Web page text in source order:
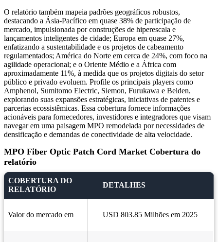
O relatório também mapeia padrões geográficos robustos,
destacando a Ásia-Pacífico em quase 38% de participação de
mercado, impulsionada por construções de hiperescala e
lançamentos inteligentes de cidade; Europa em quase 27%,
enfatizando a sustentabilidade e os projetos de cabeamento
regulamentados; América do Norte em cerca de 24%, com foco na
agilidade operacional; e o Oriente Médio e a África com
aproximadamente 11%, à medida que os projetos digitais do setor
público e privado evoluem. Profile os principais players como
Amphenol, Sumitomo Electric, Siemon, Furukawa e Belden,
explorando suas expansões estratégicas, iniciativas de patentes e
parcerias ecossistêmicas. Essa cobertura fornece informações
acionáveis ​​para fornecedores, investidores e integradores que visam
navegar em uma paisagem MPO remodelada por necessidades de
densificação e demandas de conectividade de alta velocidade.
MPO Fiber Optic Patch Cord Market Cobertura do
relatório
COBERTURA DO
RELATÓRIO
DETALHES
Valor do mercado em USD 803.85 Milhões em 2025